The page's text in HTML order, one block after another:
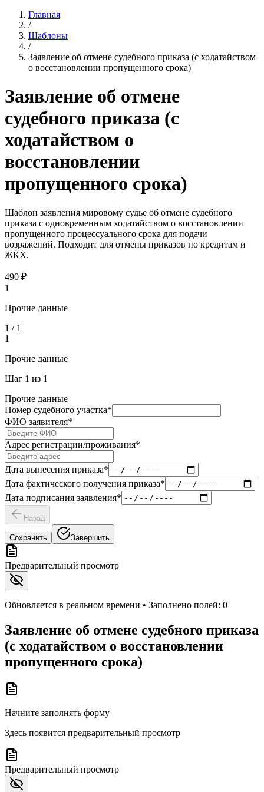
Главная
/
Шаблоны
/
Заявление об отмене судебного приказа (с ходатайством
о восстановлении пропущенного срока)
Заявление об отмене
судебного приказа (с
ходатайством о
восстановлении
пропущенного срока)
Шаблон заявления мировому судье об отмене судебного
приказа с одновременным ходатайством о восстановлении
пропущенного процессуального срока для подачи
возражений. Подходит для отмены приказов по кредитам и
ЖКХ.
490 ₽
1
Прочие данные
1 / 1
1
Прочие данные
Шаг 1 из 1
Прочие данные
Номер судебного участка*
ФИО заявителя*
Адрес регистрации/проживания*
Дата вынесения приказа*
Дата фактического получения приказа*
Дата подписания заявления*
Назад
Сохранить Завершить
Предварительный просмотр
Обновляется в реальном времени • Заполнено полей: 0
Заявление об отмене судебного приказа
(с ходатайством о восстановлении
пропущенного срока)
Начните заполнять форму
Здесь появится предварительный просмотр
Предварительный просмотр